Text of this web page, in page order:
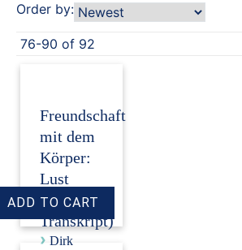
Order by:
76-90 of 92
Freundschaft
mit dem
Körper:
Lust
(Audio +
Transkript)
› Dirk